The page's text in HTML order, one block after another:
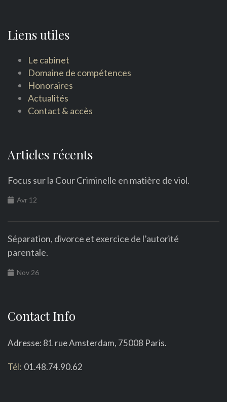
Liens utiles
Le cabinet
Domaine de compétences
Honoraires
Actualités
Contact & accès
Articles récents
Focus sur la Cour Criminelle en matière de viol.
Avr 12
Séparation, divorce et exercice de l’autorité
parentale.
Nov 26
Contact Info
Adresse: 81 rue Amsterdam, 75008 Paris.
Tél: 01.48.74.90.62